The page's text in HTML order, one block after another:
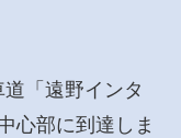
「遠野インタ
心部に到達しま